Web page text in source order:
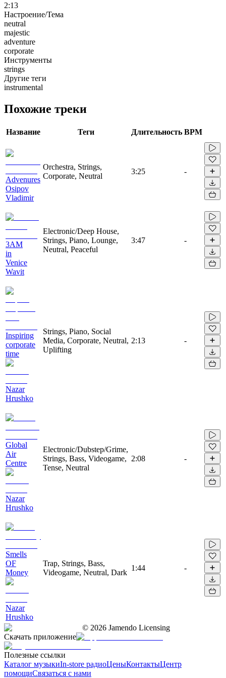
2:13
Настроение/Тема
neutral
majestic
adventure
corporate
Инструменты
strings
Другие теги
instrumental
Похожие треки
Название Теги Длительность BPM
Advenures
Osipov
Vladimir
Orchestra, Strings,
Corporate, Neutral
3:25 -
3AM
in
Venice
Wavit
Electronic/Deep House,
Strings, Piano, Lounge,
Neutral, Peaceful
3:47 -
Inspiring
corporate
time
Nazar
Hrushko
Strings, Piano, Social
Media, Corporate, Neutral,
Uplifting
2:13 -
Global
Air
Centre
Nazar
Hrushko
Electronic/Dubstep/Grime,
Strings, Bass, Videogame,
Tense, Neutral
2:08 -
Smells
OF
Money
Nazar
Hrushko
Trap, Strings, Bass,
Videogame, Neutral, Dark
1:44 -
© 2026 Jamendo Licensing
Скачать приложение
Полезные ссылки
Каталог музыкиIn-store радиоЦеныКонтактыЦентр
помощиСвязаться с нами